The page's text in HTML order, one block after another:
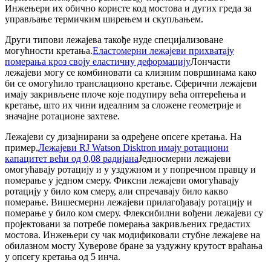
Инжењери их обично користе код мостова и дугих греда за
управљање термичким ширењем и скупљањем.
Други типови лежајева такође нуде специјализоване
могућности кретања.Еластомерни лежајеви прихватају
померања кроз своју еластичну деформацијуЛончасти
лежајеви могу се комбиновати са клизним површинама како
би се омогућило транслационо кретање. Сферични лежајеви
имају закривљене плоче које подупиру већа оптерећења и
кретање, што их чини идеалним за сложене геометрије и
значајне ротационе захтеве.
Лежајеви су дизајнирани за одређене опсеге кретања. На
пример,Лежајеви RJ Watson Disktron имају ротациони
капацитет већи од 0,08 радијанаЈедносмерни лежајеви
омогућавају ротацију и у уздужном и у попречном правцу и
померање у једном смеру. Фиксни лежајеви омогућавају
ротацију у било ком смеру, али спречавају било какво
померање. Вишесмерни лежајеви прилагођавају ротацију и
померање у било ком смеру. Флексибилни вођени лежајеви су
пројектовани за потребе померања закривљених гредастих
мостова. Инжењери су чак модификовали стубне лежајеве на
обилазном мосту Хуверове бране за уздужну крутост враћања
у опсегу кретања од 5 инча.